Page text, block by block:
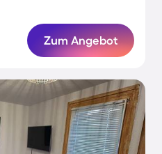
Zum Angebot